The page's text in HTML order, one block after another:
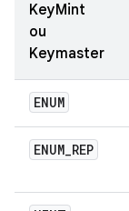
KeyMint
ou
Keymaster
ENUM
ENUM_REP